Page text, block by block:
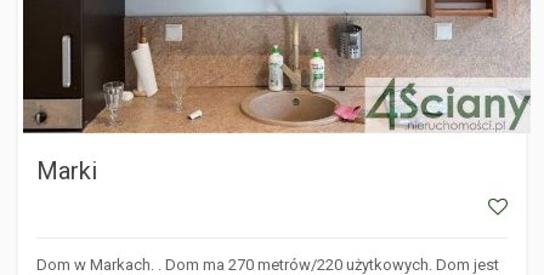
Marki
Dom w Markach. . Dom ma 270 metrów/220 użytkowych. Dom jest